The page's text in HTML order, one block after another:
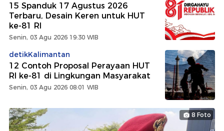
15 Spanduk 17 Agustus 2026
Terbaru, Desain Keren untuk HUT
ke-81 RI
Senin, 03 Agu 2026 19:30 WIB
detikKalimantan
12 Contoh Proposal Perayaan HUT
RI ke-81 di Lingkungan Masyarakat
Senin, 03 Agu 2026 08:01 WIB
8 Foto